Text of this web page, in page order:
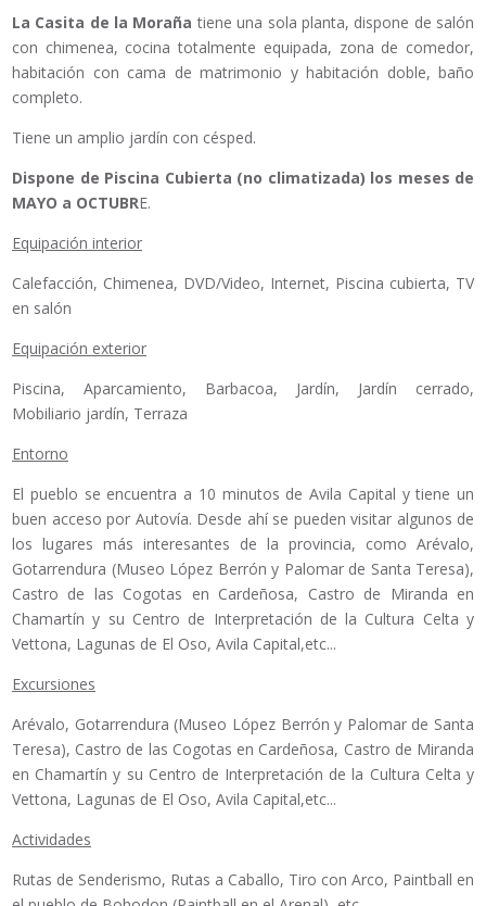
La Casita de la Moraña tiene una sola planta, dispone de salón
con chimenea, cocina totalmente equipada, zona de comedor,
habitación con cama de matrimonio y habitación doble, baño
completo.
Tiene un amplio jardín con césped.
Dispone de Piscina Cubierta (no climatizada) los meses de
MAYO a OCTUBRE.
Equipación interior
Calefacción, Chimenea, DVD/Video, Internet, Piscina cubierta, TV
en salón
Equipación exterior
Piscina, Aparcamiento, Barbacoa, Jardín, Jardín cerrado,
Mobiliario jardín, Terraza
Entorno
El pueblo se encuentra a 10 minutos de Avila Capital y tiene un
buen acceso por Autovía. Desde ahí se pueden visitar algunos de
los lugares más interesantes de la provincia, como Arévalo,
Gotarrendura (Museo López Berrón y Palomar de Santa Teresa),
Castro de las Cogotas en Cardeñosa, Castro de Miranda en
Chamartín y su Centro de Interpretación de la Cultura Celta y
Vettona, Lagunas de El Oso, Avila Capital,etc...
Excursiones
Arévalo, Gotarrendura (Museo López Berrón y Palomar de Santa
Teresa), Castro de las Cogotas en Cardeñosa, Castro de Miranda
en Chamartín y su Centro de Interpretación de la Cultura Celta y
Vettona, Lagunas de El Oso, Avila Capital,etc...
Actividades
Rutas de Senderismo, Rutas a Caballo, Tiro con Arco, Paintball en